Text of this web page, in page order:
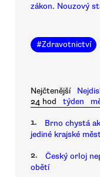
zákon. Nouzový
#Zdravotnictví
Nejčtenější
24 hod
týden
1.
Brno chystá
jediné krajské
2.
Český orloj
obětí